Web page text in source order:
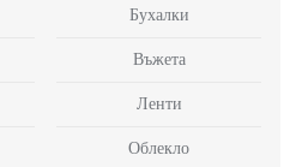
Бухалки
Въжета
Ленти
Облекло